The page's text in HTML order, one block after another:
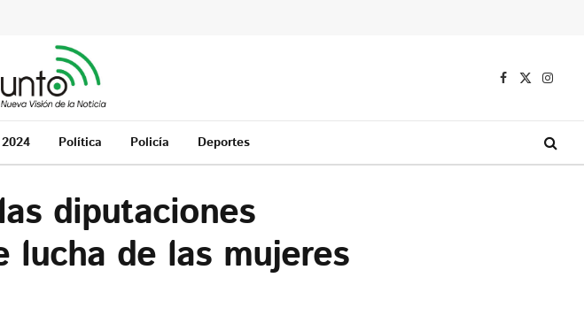
Facebook
X
Política Policía Deportes
diputaciones
lucha de las mujeres